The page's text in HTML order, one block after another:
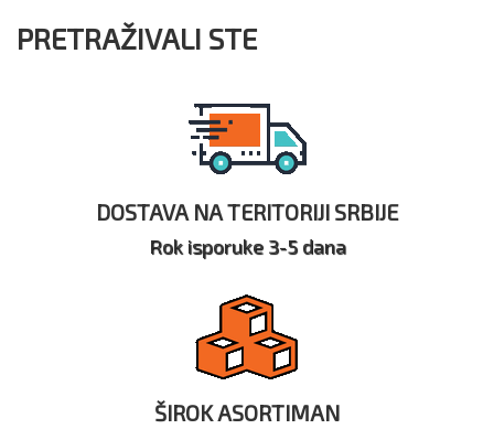
PRETRAŽIVALI STE
DOSTAVA NA TERITORIJI SRBIJE
Rok isporuke 3-5 dana
ŠIROK ASORTIMAN